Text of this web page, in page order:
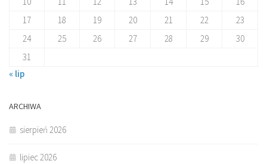
17
18 19 20 21 22
23
24
25 26 27 28 29
30
31
« lip
ARCHIWA
sierpień 2026
lipiec 2026